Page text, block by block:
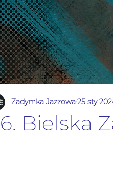
Bielska
Zadymka Jazzowa25 sty